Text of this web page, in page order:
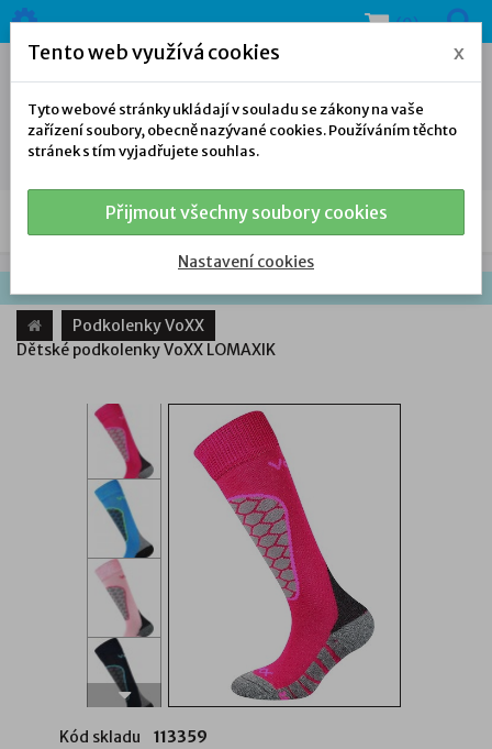
(0)
NAŠE NABÍDKA
Podkolenky VoXX
Dětské podkolenky VoXX LOMAXIK
Kód skladu 113359
Tento web využívá cookies x
Tyto webové stránky ukládají v souladu se zákony na vaše
zařízení soubory, obecně nazývané cookies. Používáním těchto
stránek s tím vyjadřujete souhlas.
Přijmout všechny soubory cookies
Nastavení cookies